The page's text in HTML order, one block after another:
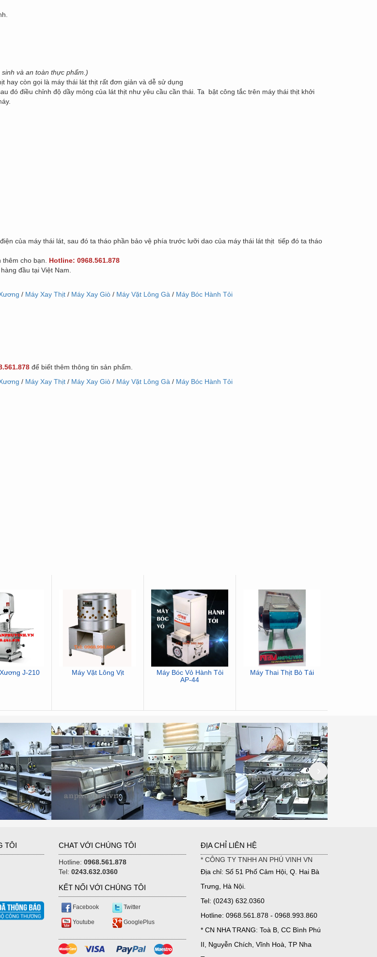
và an toàn thực phẩm.)
hay còn gọi là máy thái lát thịt rất đơn giản và dễ sử dụng
đó điều chỉnh độ dầy mỏng của lát thịt như yêu cầu cần thái. Ta bật công tắc trên máy thái thịt khởi
của máy thái lát, sau đó ta tháo phần bảo vệ phía trước lưỡi dao của máy thái lát thịt tiếp đó ta tháo
thêm cho bạn. Hotline: 0968.561.878
đầu tại Việt Nam.
/ Máy Xay Thịt / Máy Xay Giò / Máy Vặt Lông Gà / Máy Bóc Hành Tỏi
để biết thêm thông tin sản phẩm.
/ Máy Xay Thịt / Máy Xay Giò / Máy Vặt Lông Gà / Máy Bóc Hành Tỏi
J-210 Máy Vặt Lông Vịt
Máy Bóc Vỏ Hành Tỏi
AP-44
Máy Thai Thịt Bò Tái
TÔI CHAT VỚI CHÚNG TÔI
Hotline: 0968.561.878
Tel: 0243.632.0360
KẾT NỐI VỚI CHÚNG TÔI
Facebook Twitter
Youtube GooglePlus
ĐỊA CHỈ LIÊN HỆ
* CÔNG TY TNHH AN PHÚ VINH VN
Địa chỉ: Số 51 Phố Cảm Hội, Q. Hai Bà
Trưng, Hà Nội.
Tel: (0243) 632.0360
Hotline: 0968.561.878 - 0968.993.860
* CN NHA TRANG: Toà B, CC Bình Phú
II, Nguyễn Chích, Vĩnh Hoà, TP Nha